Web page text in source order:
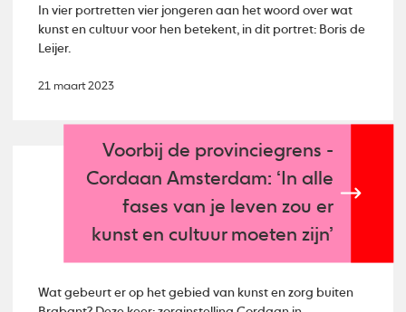
In vier portretten vier jongeren aan het woord over wat
kunst en cultuur voor hen betekent, in dit portret: Boris de
Leijer.
21 maart 2023
Voorbij de provinciegrens -
Cordaan Amsterdam: ‘In alle
fases van je leven zou er
kunst en cultuur moeten zijn’
Wat gebeurt er op het gebied van kunst en zorg buiten